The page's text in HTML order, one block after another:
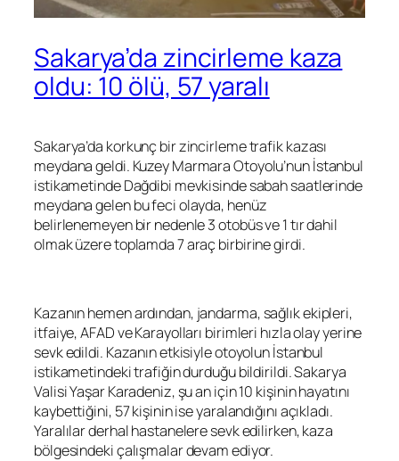
Sakarya’da zincirleme kaza
oldu: 10 ölü, 57 yaralı
Sakarya’da korkunç bir zincirleme trafik kazası
meydana geldi. Kuzey Marmara Otoyolu’nun İstanbul
istikametinde Dağdibi mevkisinde sabah saatlerinde
meydana gelen bu feci olayda, henüz
belirlenemeyen bir nedenle 3 otobüs ve 1 tır dahil
olmak üzere toplamda 7 araç birbirine girdi.
Kazanın hemen ardından, jandarma, sağlık ekipleri,
itfaiye, AFAD ve Karayolları birimleri hızla olay yerine
sevk edildi. Kazanın etkisiyle otoyolun İstanbul
istikametindeki trafiğin durduğu bildirildi. Sakarya
Valisi Yaşar Karadeniz, şu an için 10 kişinin hayatını
kaybettiğini, 57 kişinin ise yaralandığını açıkladı.
Yaralılar derhal hastanelere sevk edilirken, kaza
bölgesindeki çalışmalar devam ediyor.